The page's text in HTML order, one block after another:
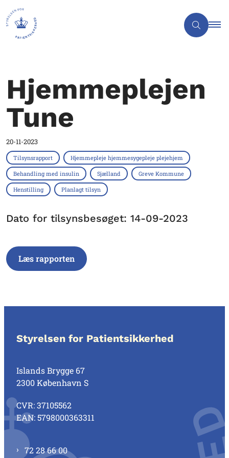
Hjemmeplejen
Tune
20-11-2023
Tilsynsrapport Hjemmepleje hjemmesygepleje plejehjem
Behandling med insulin Sjælland Greve Kommune
Henstilling Planlagt tilsyn
Dato for tilsynsbesøget: 14-09-2023
Læs rapporten
Styrelsen for Patientsikkerhed
Islands Brygge 67
2300 København S
CVR: 37105562
EAN: 5798000363311
72 28 66 00